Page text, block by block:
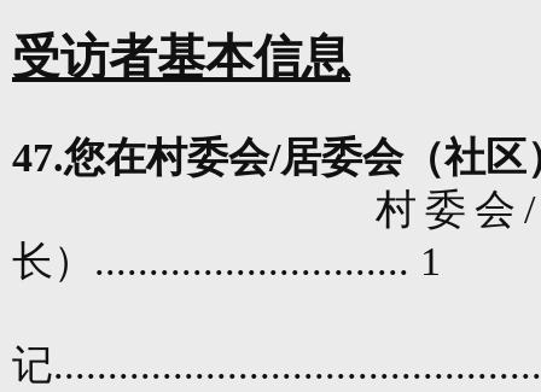
受访者基本信息
47.您在村委会/居委会（社区
村委会 /
长） ............................. 1
记